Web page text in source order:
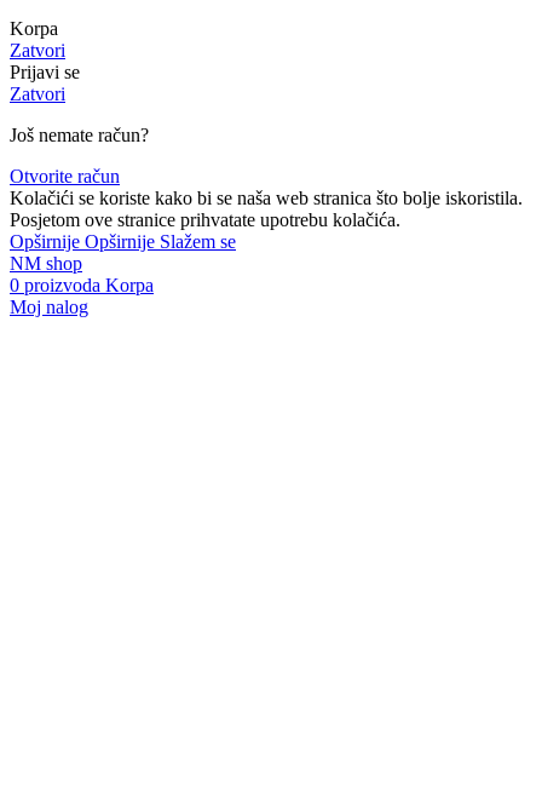
Korpa
Zatvori
Prijavi se
Zatvori
Još nemate račun?
Otvorite račun
Kolačići se koriste kako bi se naša web stranica što bolje iskoristila.
Posjetom ove stranice prihvatate upotrebu kolačića.
Opširnije Opširnije Slažem se
NM shop
0 proizvoda Korpa
Moj nalog